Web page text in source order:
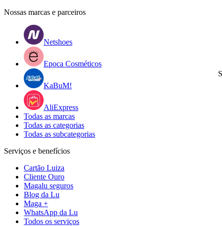
Nossas marcas e parceiros
Netshoes
Epoca Cosméticos
KaBuM!
AliExpress
Todas as marcas
Todas as categorias
Todas as subcategorias
Serviços e benefícios
Cartão Luiza
Cliente Ouro
Magalu seguros
Blog da Lu
Maga +
WhatsApp da Lu
Todos os serviços